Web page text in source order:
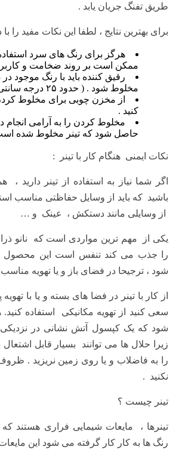
طریق تفنگ جریان یابد .
برای بهترین نتایج ، لطفا این نکات مفید را
هرگز برای رنگ های سرد استفاده
ممکن است بر روند ضخامت و کاربرد
رقیق کننده باید با رنگ موجود در
مخلوط شود . ( حدود ۲۵ درجه سانتی گراد )
از مخزن چوبی برای مخلوط
کنید .
مخلوط کردن را به آرامی انجام
حاصل شود که تینر مخلوط شده
نکات ایمنی هنگام کار با تینر :
اگر شما نیاز به استفاده از تینر دارید ،
باشید که باید از وسایل حفاظتی مناسب
از وسایلی مانند دستکش ، عینک و …
یکی از مهم ترین مواردی است که نانو
را جذب می کند تنفس است این محصول
شود ، ترجیحا در فضای باز و یا تهویه
از کار با تینر در فضا های بسته و یا با
سعی کنید از تهویه مکانیکی استفاده
شود که یک کپسول آتش نشانی در
زیرا حلال ها می توانند بسیار قابل
را به فاضلاب و یا روی زمین نریزید . ظروف
نکنید .
تینر چیست ؟
تینرها ، مایعات شیمایی فراری هستند
رنگ ها به کار کار گرفته می شود این مایعات